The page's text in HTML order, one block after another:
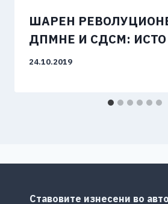
ШАРЕН
ДПМНЕ И СДСМ:
24.10.2019
Ставовите изнесени во